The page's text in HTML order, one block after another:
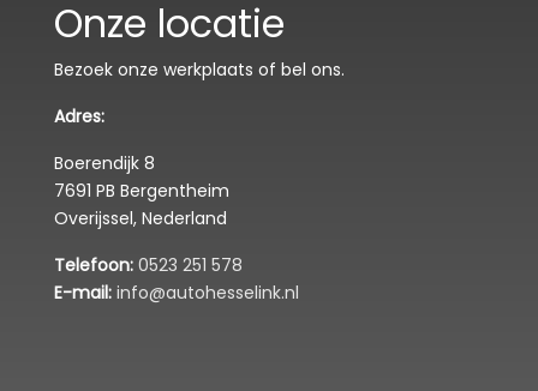
Onze locatie
Bezoek onze werkplaats of bel ons.
Adres:
Boerendijk 8
7691 PB Bergentheim
Overijssel, Nederland
Telefoon: 0523 251 578
E-mail: info@autohesselink.nl